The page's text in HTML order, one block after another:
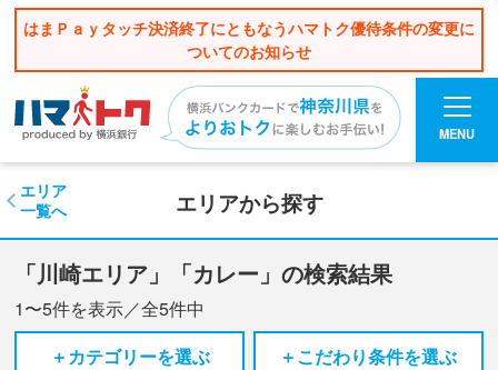
はまＰａｙタッチ決済終了にともなうハマトク優待条件の変更に
ついてのお知らせ
MENU
エリアから探す
エリア
一覧へ
「川崎エリア」「カレー」の検索結果
1〜5件を表示／全5件中
＋カテゴリーを選ぶ
＋こだわり条件を選ぶ